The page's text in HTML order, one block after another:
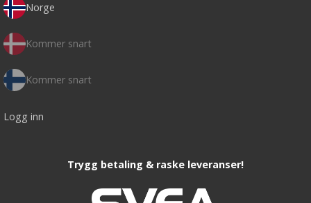
Norge
Kommer snart
Kommer snart
Logg inn
Trygg betaling & raske leveranser!